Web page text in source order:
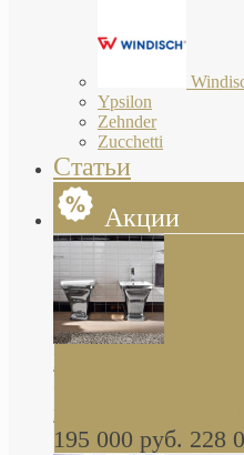
Ypsilon
Zehnder
Zucchetti
Статьи
Акции
Butterfly Scarabeo
глянцевая
195 000 руб. 228